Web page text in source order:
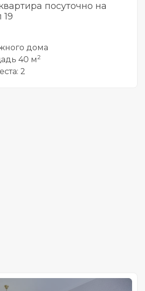
посуточно на
дома
40 м2
2